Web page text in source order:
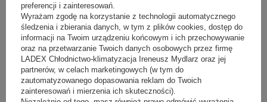
szerokość:
1170 mm
1160-1180 mm
zakres temperatur:
od +1 do +7°C
preferencji i zainteresowań.
Wyrażam zgodę na korzystanie z technologii automatycznego
śledzenia i zbierania danych, w tym z plików cookies, dostęp do
informacji na Twoim urządzeniu końcowym i ich przechowywanie
oraz na przetwarzanie Twoich danych osobowych przez firmę
LADEX Chłodnictwo-klimatyzacja Ireneusz Mydlarz oraz jej
partnerów, w celach marketingowych (w tym do
zautomatyzowanego dopasowania reklam do Twoich
zainteresowań i mierzenia ich skuteczności).